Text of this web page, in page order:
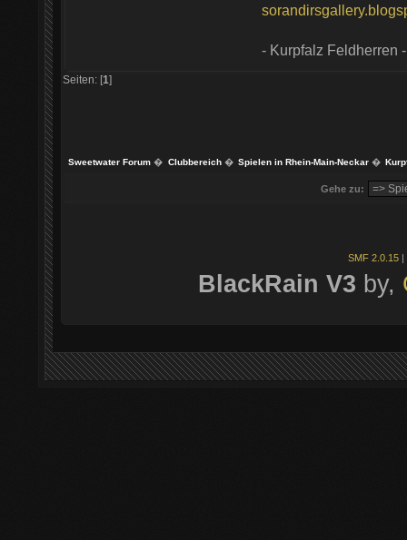
- Kurpfalz Feldherren -
Seiten: [1]
Sweetwater Forum � Clubbereich� Spielen in Rhein-Main-Neckar�
Gehe zu:
SMF 2.0.15 |
BlackRain V3 by,